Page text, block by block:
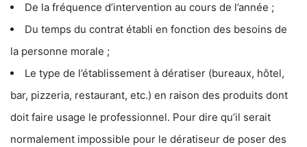
De la fréquence d’intervention au cours de l’année ;
Du temps du contrat établi en fonction des besoins de
la personne morale ;
Le type de l’établissement à dératiser (bureaux, hôtel,
bar, pizzeria, restaurant, etc.) en raison des produits dont
doit faire usage le professionnel. Pour dire qu’il serait
normalement impossible pour le dératiseur de poser des